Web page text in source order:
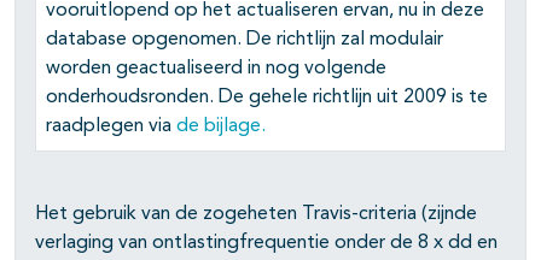
open- en dichtklappen
open- en dichtklappen
vooruitlopend op het actualiseren ervan, nu in deze
database opgenomen. De richtlijn zal modulair
worden geactualiseerd in nog volgende
onderhoudsronden. De gehele richtlijn uit 2009 is te
raadplegen via de bijlage.
Het gebruik van de zogeheten Travis-criteria (zijnde
verlaging van ontlastingfrequentie onder de 8 x dd en